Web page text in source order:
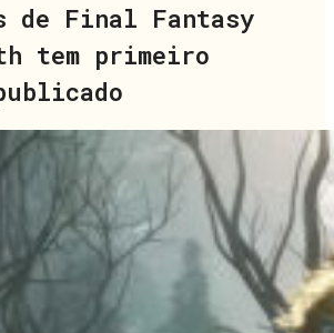
de Final Fantasy
tem primeiro